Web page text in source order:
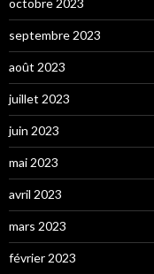
octobre 2023
septembre 2023
août 2023
juillet 2023
juin 2023
mai 2023
avril 2023
mars 2023
février 2023